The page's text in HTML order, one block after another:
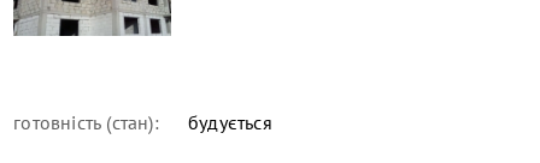
готовність (стан): будується